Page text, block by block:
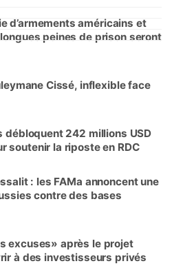
d’armements américains et
peines de prison seront
Cissé, inflexible face
débloquent 242 millions USD
soutenir la riposte en RDC
: les FAMa annoncent une
contre des bases
excuses» après le projet
à des investisseurs privés